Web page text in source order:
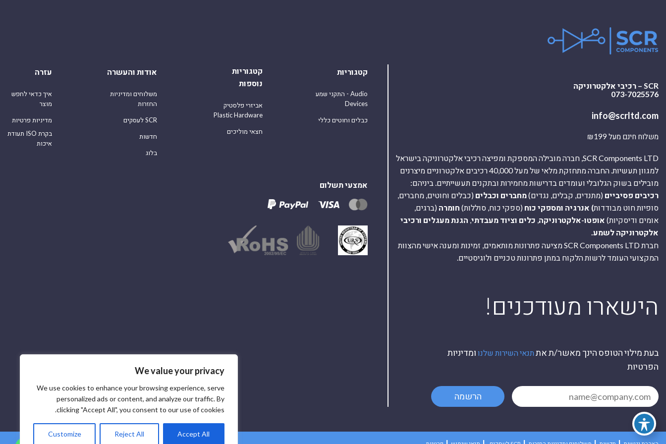
We value your privacy
We use cookies to enhance your browsing experience, serve
personalized ads or content, and analyze our traffic. By
clicking "Accept All", you consent to our use of cookies.
Customize Reject All Accept All
SCR – רכיבי אלקטרוניקה
073-7025576
info@scrltd.com
משלוח חינם מעל ₪199
SCR Components LTD, חברה מובילה המספקת ומפיצה רכיבי אלקטרוניקה בישראל
למגוון תעשיות. החברה מתחזקת מלאי של מעל 40,000 רכיבים אלקטרוניים מיצרנים
מובילים בשוק הגלובלי ועומדים בדרישות מחמירות ובתקנים תעשייתיים. ביניהם:
רכיבים פסיביים (מתנדים, קבלים, נגדים)מחברים וכבלים (כבלים וחוטים, מחברים,
סופיות חוט מבודדות) אנרגיה ומספקי כוח (ספקי כוח, סוללות) חומרה (ברגים,
אומים ודיסקיות) אופטו-אלקטרוניקה כלים וציוד מעבדתי הגנת מעגלים ורכיבי
אלקטרוניקה לשמע.
חברת SCR Components LTD מציעה פתרונות מותאמים, זמינות ומענה אישי מהצוות
המקצועי העומד לרשות הלקוח במתן פתרונות טכניים ולוגיסטיים.
!הישארו מעודכנים
בעת מילוי הטופס הינך מאשר/ת את תנאי השירות שלנו ומדיניות
הפרטיות
הרשמה
קטגוריות
התקני שמע - Audio
Devices
כבלים וחוטים כללי
קטגוריות
נוספות
אביזרי פלסטיק
Plastic Hardware
חצאי מוליכים
אודות והעשרה
משלוחים ומדיניות
החזרות
לעסקים SCR
חדשות
בלוג
עזרה
איך כדאי לחפש
מוצר
מדיניות פרטיות
תעודת ISO בקרת
איכות
אמצעי תשלום